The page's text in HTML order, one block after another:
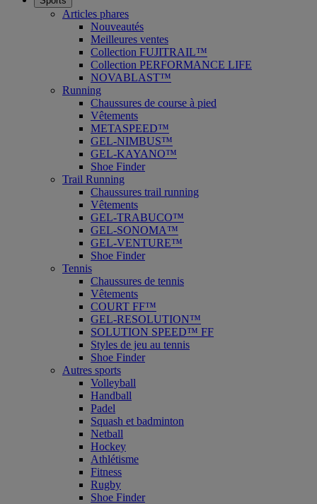
Articles phares
Nouveautés
Meilleures ventes
Collection FUJITRAIL™
Collection PERFORMANCE LIFE
NOVABLAST™
Running
Chaussures de course à pied
Vêtements
METASPEED™
GEL-NIMBUS™
GEL-KAYANO™
Shoe Finder
Trail Running
Chaussures trail running
Vêtements
GEL-TRABUCO™
GEL-SONOMA™
GEL-VENTURE™
Shoe Finder
Tennis
Chaussures de tennis
Vêtements
COURT FF™
GEL-RESOLUTION™
SOLUTION SPEED™ FF
Styles de jeu au tennis
Shoe Finder
Autres sports
Volleyball
Handball
Padel
Squash et badminton
Netball
Hockey
Athlétisme
Fitness
Rugby
Shoe Finder